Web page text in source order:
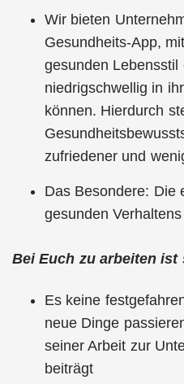
Wir bieten
Gesundheits-App,
gesunden Lebensstil
niedrigschwellig in
können. Hierdurch
zufriedener und
Das Besondere: Die
gesunden
Bei Euch zu arbeiten
Es keine
neue Dinge
seiner Arbeit zur
beiträgt